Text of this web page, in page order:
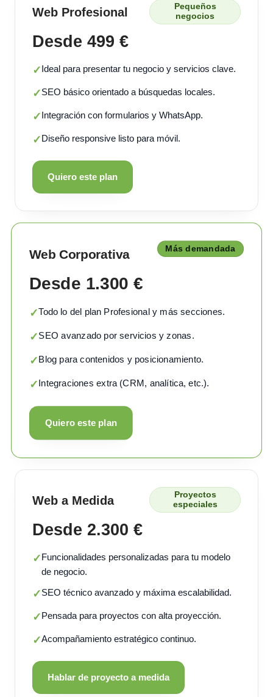
Web Profesional
Pequeños
negocios
Desde 499 €
✓Ideal para presentar tu negocio y servicios clave.
✓SEO básico orientado a búsquedas locales.
✓Integración con formularios y WhatsApp.
✓Diseño responsive listo para móvil.
Quiero este plan
Web Corporativa Más demandada
Desde 1.300 €
✓Todo lo del plan Profesional y más secciones.
✓SEO avanzado por servicios y zonas.
✓Blog para contenidos y posicionamiento.
✓Integraciones extra (CRM, analítica, etc.).
Quiero este plan
Web a Medida
Proyectos
especiales
Desde 2.300 €
✓Funcionalidades personalizadas para tu modelo
de negocio.
✓SEO técnico avanzado y máxima escalabilidad.
✓Pensada para proyectos con alta proyección.
✓Acompañamiento estratégico continuo.
Hablar de proyecto a medida